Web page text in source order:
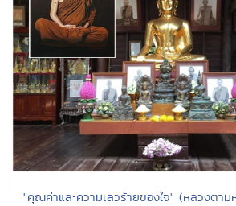
"คุณค่าและความเลวร้ายของใจ" (หลวงต